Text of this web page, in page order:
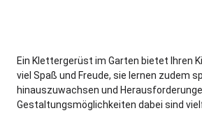
Ein Klettergerüst im Garten bietet Ihren
viel Spaß und Freude, sie lernen zudem
hinauszuwachsen und
Gestaltungsmöglichkeiten dabei sind